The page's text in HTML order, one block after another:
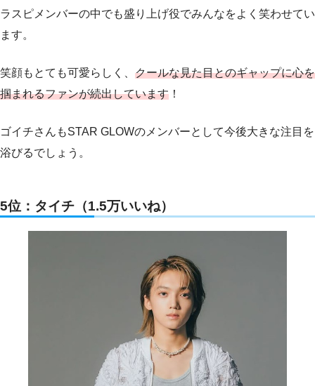
ラスピメンバーの中でも盛り上げ役でみんなをよく笑わせてい
ます。
笑顔もとても可愛らしく、 クールな見た目とのギャップに心を
掴まれるファンが続出しています ！
ゴイチさんもSTAR GLOWのメンバーとして今後大きな注目を
浴びるでしょう。
5位：タイチ（1.5万いいね）